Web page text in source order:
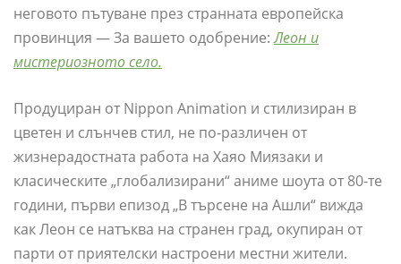
неговото пътуване през странната европейска
провинция — За вашето одобрение:Леон и
мистериозното село.
Продуциран от Nippon Animation и стилизиран в
цветен и слънчев стил, не по-различен от
жизнерадостната работа на Хаяо Миязаки и
класическите „глобализирани“ аниме шоута от 80-те
години, първи епизод „В търсене на Ашли“ вижда
как Леон се натъква на странен град, окупиран от
парти от приятелски настроени местни жители.